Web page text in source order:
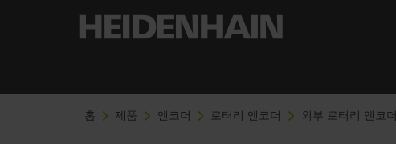
홈 제품 엔코더 로터리 엔코더 외부 로터리 엔코더